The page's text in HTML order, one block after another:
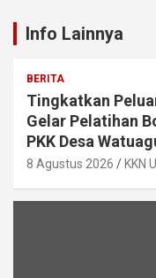
Info Lainnya
BERITA
Tingkatkan
Gelar Pelatihan
PKK Desa
8 Agustus 2026 KKN